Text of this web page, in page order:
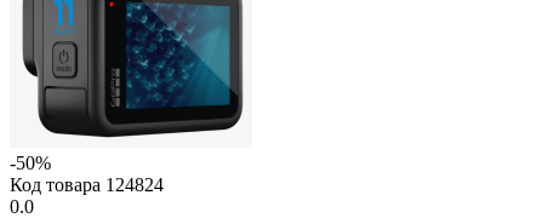
-50%
Код товара 124824
0.0